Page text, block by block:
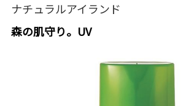
ナチュラルアイランド
森の肌守り。UV